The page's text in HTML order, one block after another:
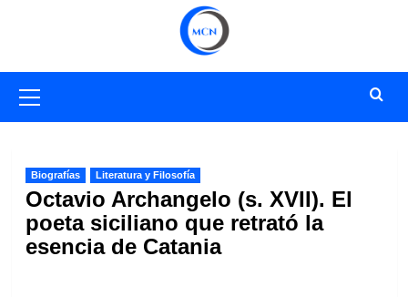
primario
Biografías Literatura y Filosofía
Octavio Archangelo (s. XVII). El
poeta siciliano que retrató la
esencia de Catania